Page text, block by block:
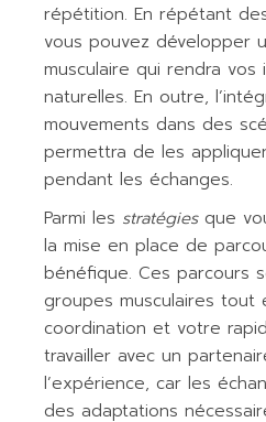
répétition. En répétant
vous pouvez développer
musculaire qui rendra vos
naturelles. En outre,
mouvements dans des
permettra de les
pendant les échanges.
Parmi les stratégiesque
la mise en place de
bénéfique. Ces parcours
groupes musculaires
coordination et votre
travailler avec un
l’expérience, car les
des adaptations